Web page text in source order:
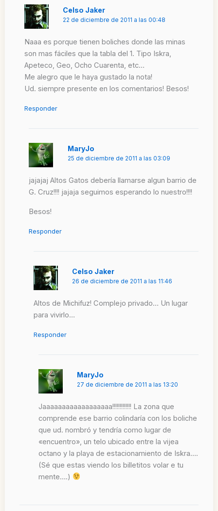
Celso Jaker
22 de diciembre de 2011 a las 00:48
Naaa es porque tienen boliches donde las minas
son mas fáciles que la tabla del 1. Tipo Iskra,
Apeteco, Geo, Ocho Cuarenta, etc…
Me alegro que le haya gustado la nota!
Ud. siempre presente en los comentarios! Besos!
Responder
MaryJo
25 de diciembre de 2011 a las 03:09
jajajaj Altos Gatos debería llamarse algun barrio de
G. Cruz!!!! jajaja seguimos esperando lo nuestro!!!!
Besos!
Responder
Celso Jaker
26 de diciembre de 2011 a las 11:46
Altos de Michifuz! Complejo privado… Un lugar
para vivirlo…
Responder
MaryJo
27 de diciembre de 2011 a las 13:20
Jaaaaaaaaaaaaaaaaaa!!!!!!!!!!!!! La zona que
comprende ese barrio colindaría con los boliche
que ud. nombró y tendría como lugar de
«encuentro», un telo ubicado entre la vijea
octano y la playa de estacionamiento de Iskra….
(Sé que estas viendo los billetitos volar e tu
mente….)